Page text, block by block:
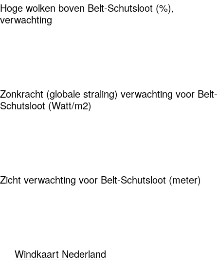
Hoge wolken boven Belt-Schutsloot (%),
verwachting
Zonkracht (globale straling) verwachting voor Belt-
Schutsloot (Watt/m2)
Zicht verwachting voor Belt-Schutsloot (meter)
Windkaart Nederland